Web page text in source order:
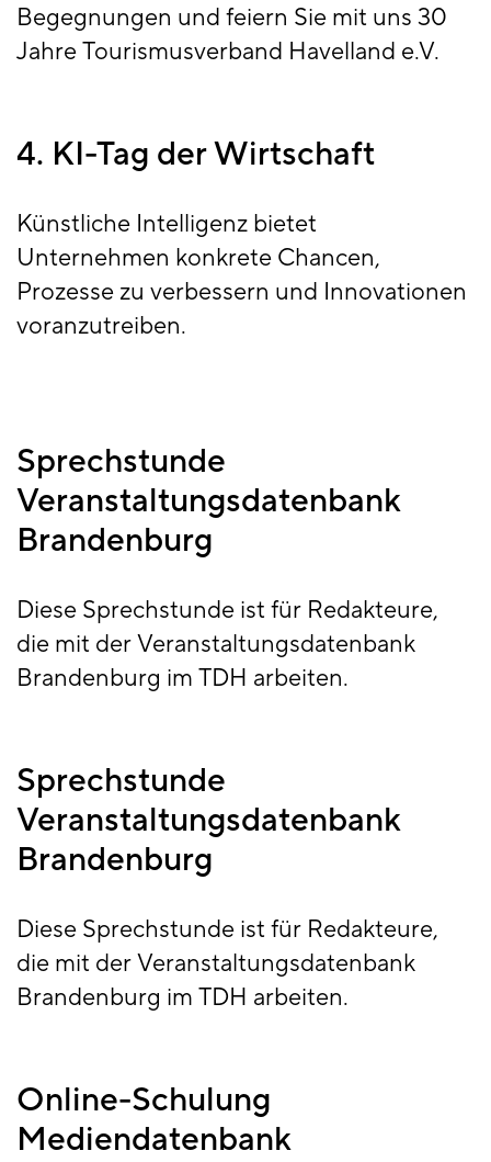
Begegnungen und feiern Sie mit uns 30
Jahre Tourismusverband Havelland e.V.
4. KI-Tag der Wirtschaft
Künstliche Intelligenz bietet
Unternehmen konkrete Chancen,
Prozesse zu verbessern und Innovationen
voranzutreiben.
Sprechstunde
Veranstaltungsdatenbank
Brandenburg
Diese Sprechstunde ist für Redakteure,
die mit der Veranstaltungsdatenbank
Brandenburg im TDH arbeiten.
Sprechstunde
Veranstaltungsdatenbank
Brandenburg
Diese Sprechstunde ist für Redakteure,
die mit der Veranstaltungsdatenbank
Brandenburg im TDH arbeiten.
Online-Schulung
Mediendatenbank